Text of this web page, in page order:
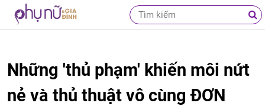
Những 'thủ phạm' khiến môi nứt
nẻ và thủ thuật vô cùng ĐƠN